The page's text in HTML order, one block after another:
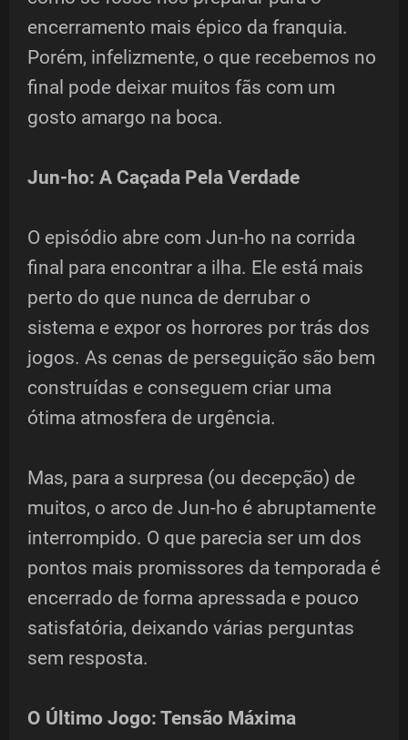
encerramento mais épico da franquia.
Porém, infelizmente, o que recebemos no
final pode deixar muitos fãs com um
gosto amargo na boca.
Jun-ho: A Caçada Pela Verdade
O episódio abre com Jun-ho na corrida
final para encontrar a ilha. Ele está mais
perto do que nunca de derrubar o
sistema e expor os horrores por trás dos
jogos. As cenas de perseguição são bem
construídas e conseguem criar uma
ótima atmosfera de urgência.
Mas, para a surpresa (ou decepção) de
muitos, o arco de Jun-ho é abruptamente
interrompido. O que parecia ser um dos
pontos mais promissores da temporada é
encerrado de forma apressada e pouco
satisfatória, deixando várias perguntas
sem resposta.
O Último Jogo: Tensão Máxima